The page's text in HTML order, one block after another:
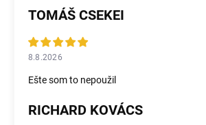
TOMÁŠ CSEKEI
8.8.2026
Ešte som to nepoužil
RICHARD KOVÁCS